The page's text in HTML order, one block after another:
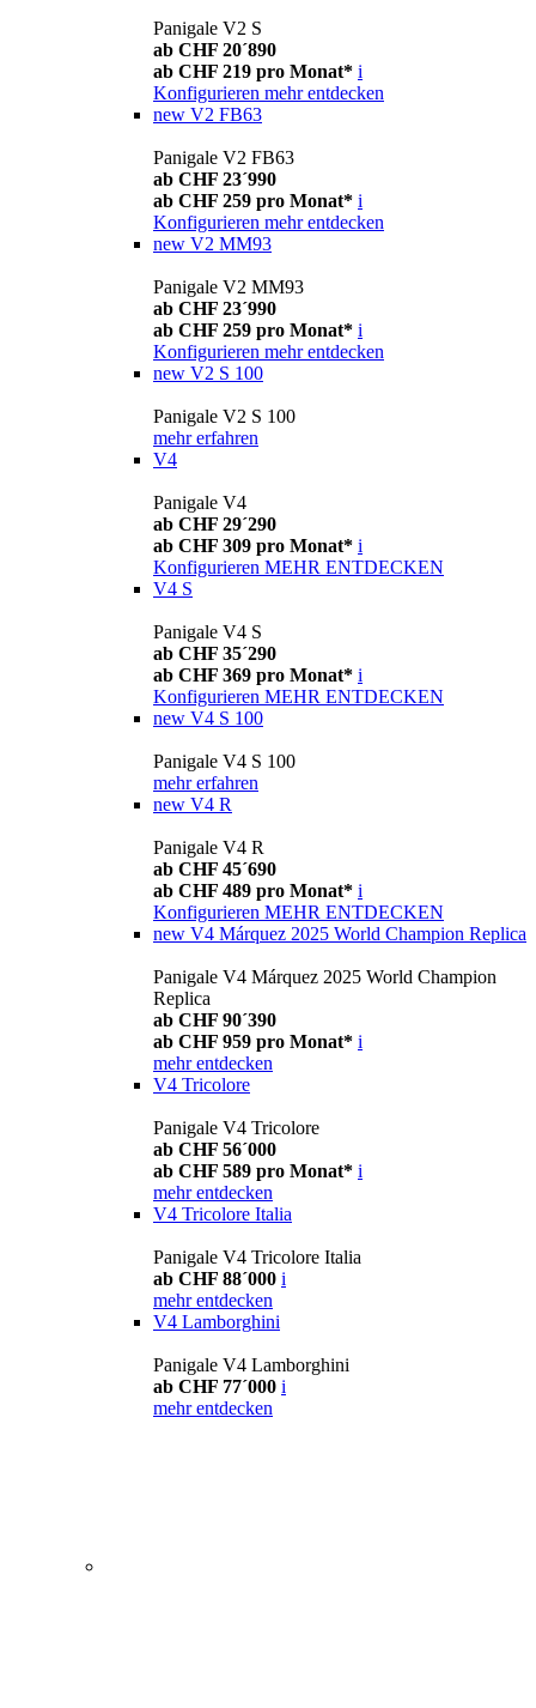
Panigale V2 S
ab CHF 20´890
ab CHF 219 pro Monat* i
Konfigurieren mehr entdecken
new V2 FB63
Panigale V2 FB63
ab CHF 23´990
ab CHF 259 pro Monat* i
Konfigurieren mehr entdecken
new V2 MM93
Panigale V2 MM93
ab CHF 23´990
ab CHF 259 pro Monat* i
Konfigurieren mehr entdecken
new V2 S 100
Panigale V2 S 100
mehr erfahren
V4
Panigale V4
ab CHF 29´290
ab CHF 309 pro Monat* i
Konfigurieren MEHR ENTDECKEN
V4 S
Panigale V4 S
ab CHF 35´290
ab CHF 369 pro Monat* i
Konfigurieren MEHR ENTDECKEN
new V4 S 100
Panigale V4 S 100
mehr erfahren
new V4 R
Panigale V4 R
ab CHF 45´690
ab CHF 489 pro Monat* i
Konfigurieren MEHR ENTDECKEN
new V4 Márquez 2025 World Champion Replica
Panigale V4 Márquez 2025 World Champion
Replica
ab CHF 90´390
ab CHF 959 pro Monat* i
mehr entdecken
V4 Tricolore
Panigale V4 Tricolore
ab CHF 56´000
ab CHF 589 pro Monat* i
mehr entdecken
V4 Tricolore Italia
Panigale V4 Tricolore Italia
ab CHF 88´000 i
mehr entdecken
V4 Lamborghini
Panigale V4 Lamborghini
ab CHF 77´000 i
mehr entdecken